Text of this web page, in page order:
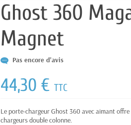
Ghost 360
Magnet
Pas encore d'avis
44,30 €TTC
Le porte-chargeur Ghost 360 avec aimant
chargeurs double colonne.